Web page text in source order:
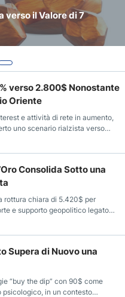
verso il Valore di 7
e Rimbalzo Atteso
Prezzo del Greggio
verso 2.800$ Nonostante
Oriente
e attività di rete in aumento,
uno scenario rialzista verso
Consolida Sotto una
rottura chiara di 5.420$ per
e supporto geopolitico legato
Supera di Nuovo una
“buy the dip” con 90$ come
psicologico, in un contesto